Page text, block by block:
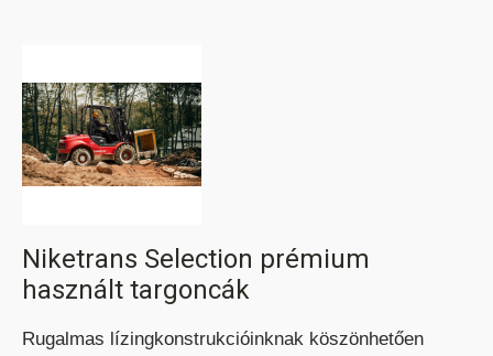
TARGONCA
Niketrans Selection prémium
használt targoncák
Rugalmas lízingkonstrukcióinknak köszönhetően